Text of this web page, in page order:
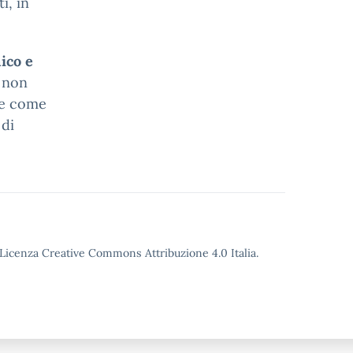
e
come
Creative Commons Attribuzione 4.0 Italia.